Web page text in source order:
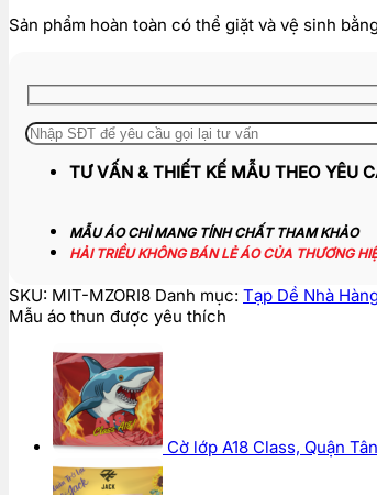
Sản phẩm hoàn toàn có thể giặt và vệ sinh
TƯ VẤN & THIẾT KẾ MẪU THEO YÊU
MẪU ÁO CHỈ MANG TÍNH CHẤT THAM KHẢO
HẢI TRIỀU KHÔNG BÁN LẺ ÁO CỦA THƯƠNG
SKU: MIT-MZORI8 Danh mục: Tạp Dề Nhà Hàng
Mẫu áo thun được yêu thích
Cờ lớp A18 Class, Quận